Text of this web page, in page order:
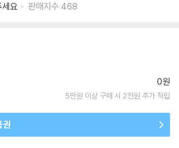
세요 판매지수 468
0원
5만원 이상 구매 시 2천원 추가 적립
권